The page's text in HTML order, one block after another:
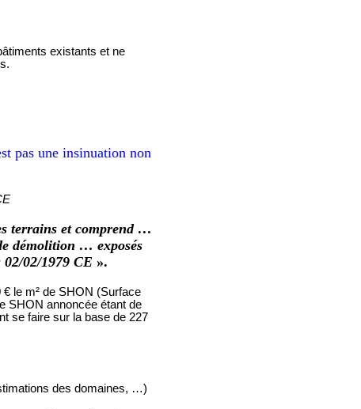
existants et ne
pas une insinuation non
terrains et comprend …
démolition … exposés
02/1979 CE».
le m² de SHON (Surface
SHON annoncée étant de
se faire sur la base de 227
des domaines, …)